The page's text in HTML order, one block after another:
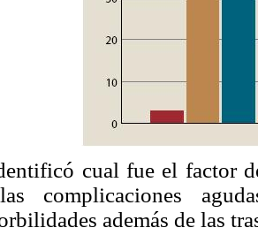
cual fue el factor
complicaciones
además de las